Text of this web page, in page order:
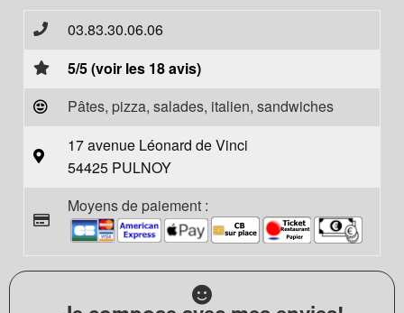
03.83.30.06.06
5/5 (voir les 18 avis)
Pâtes, pizza, salades, italien, sandwiches
17 avenue Léonard de Vinci
54425 PULNOY
Moyens de paiement :